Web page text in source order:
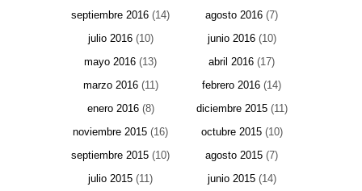
septiembre 2016 (14) agosto 2016 (7)
julio 2016(10) junio 2016(10)
mayo 2016 (13) abril 2016 (17)
marzo 2016(11) febrero 2016 (14)
enero 2016(8) diciembre 2015(11)
noviembre 2015 (16) octubre 2015(10)
septiembre 2015 (10) agosto 2015 (7)
julio 2015 (11) junio 2015(14)